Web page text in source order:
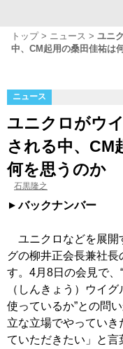
トップ ニュース
ユニ
中、CM起用の桑田佳祐は
ニュース
ユニクロがウ
される中、CM
何を思うのか
石黒隆之
バックナンバー
ユニクロなどを展開
グの柳井正会長兼社長
す。4月8日の会見で、
（しんきょう）ウイ
使っているか”との問
立な立場でやってい
ていただきたい」と